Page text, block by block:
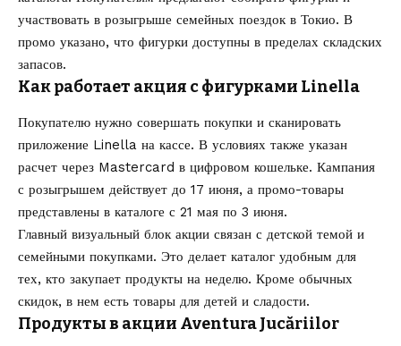
участвовать в розыгрыше семейных поездок в Токио. В
промо указано, что фигурки доступны в пределах складских
запасов.
Как работает акция с фигурками Linella
Покупателю нужно совершать покупки и сканировать
приложение Linella на кассе. В условиях также указан
расчет через Mastercard в цифровом кошельке. Кампания
с розыгрышем действует до 17 июня, а промо-товары
представлены в каталоге с 21 мая по 3 июня.
Главный визуальный блок акции связан с детской темой и
семейными покупками. Это делает каталог удобным для
тех, кто закупает продукты на неделю. Кроме обычных
скидок, в нем есть товары для детей и сладости.
Продукты в акции Aventura Jucăriilor